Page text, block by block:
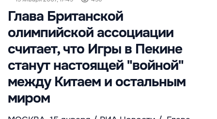
Глава Британской
олимпийской ассоциации
считает, что Игры в Пекине
станут настоящей "войной"
между Китаем и остальным
миром